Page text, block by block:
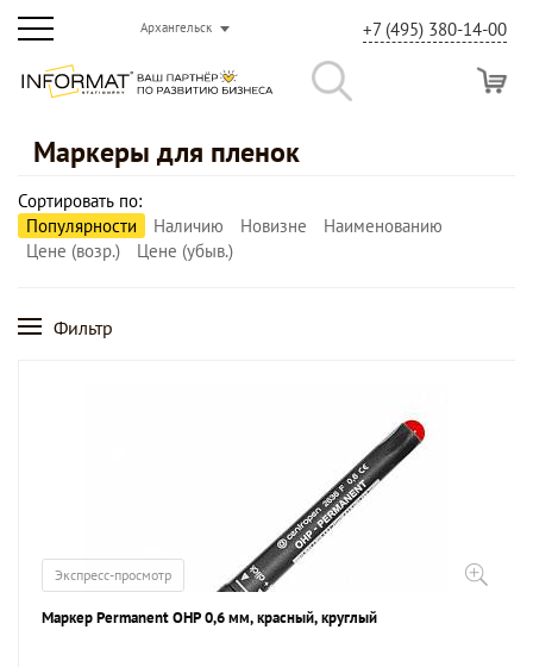
Архангельск +7 (495) 380-14-00
Маркеры для пленок
Сортировать по:
Популярности
Наличию Новизне
Наименованию
Цене (возр.)
Цене (убыв.)
Фильтр
Экспресс-просмотр
Маркер Permanent OHP 0,6 мм, красный, круглый